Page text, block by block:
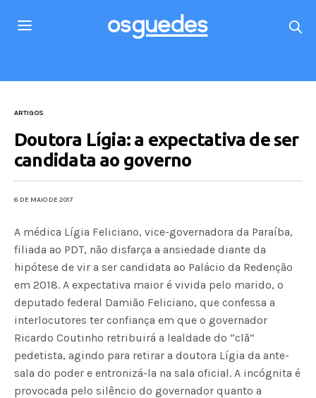
ARTIGOS
Doutora Lígia: a expectativa de ser
candidata ao governo
6 DE MAIO DE 2017
A médica Lígia Feliciano, vice-governadora da Paraíba,
filiada ao PDT, não disfarça a ansiedade diante da
hipótese de vir a ser candidata ao Palácio da Redenção
em 2018. A expectativa maior é vivida pelo marido, o
deputado federal Damião Feliciano, que confessa a
interlocutores ter confiança em que o governador
Ricardo Coutinho retribuirá a lealdade do “clã”
pedetista, agindo para retirar a doutora Lígia da ante-
sala do poder e entronizá-la na sala oficial. A incógnita é
provocada pelo silêncio do governador quanto a